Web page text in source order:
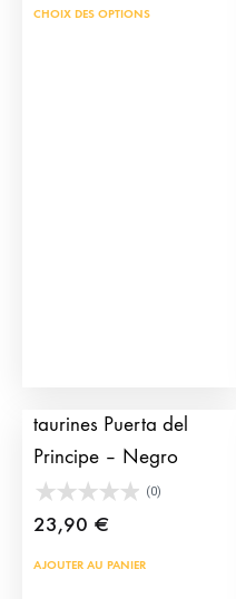
CHOIX DES OPTIONS
taurines Puerta del
Principe – Negro
(0)
23,90 €
AJOUTER AU PANIER